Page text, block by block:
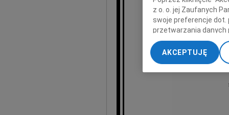
które
z o. o. jej Zaufanych
swoje preferencje dot.
przetwarzania danych
„Ustawienia
My, nasi Zaufani
dokładnych danych
Przechowywanie
treści, badnie
AKCEPTUJĘ